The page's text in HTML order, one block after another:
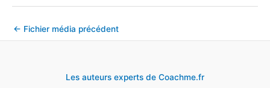
← Fichier média précédent
Les auteurs experts de Coachme.fr